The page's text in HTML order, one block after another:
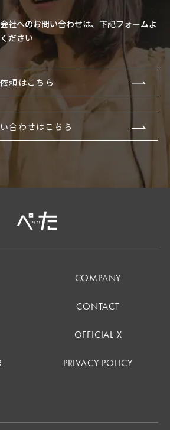
社へのお問い合わせは、下記フォームよ
ださい
頼はこちら
合わせはこちら
COMPANY
CONTACT
OFFICIAL X
PRIVACY POLICY